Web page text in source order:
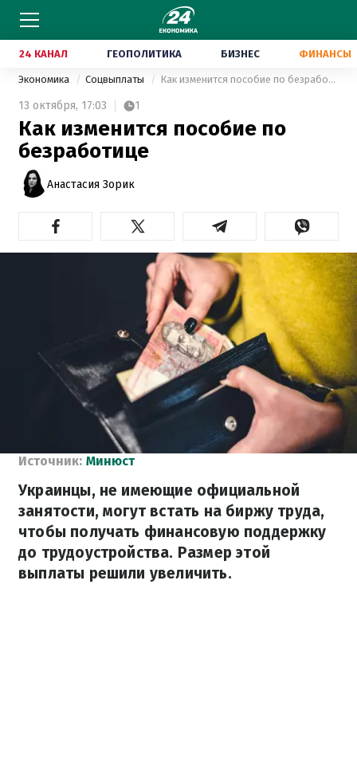
24 КАНАЛ ГЕОПОЛИТИКА БИЗНЕС ФИНАНСЫ
Экономика Соцвыплаты Как изменится пособие по безработице
13 октября, 17:03 1
Как изменится пособие по
безработице
Анастасия Зорик
Источник: Минюст
Украинцы, не имеющие официальной
занятости, могут встать на биржу труда,
чтобы получать финансовую поддержку
до трудоустройства. Размер этой
выплаты решили увеличить.